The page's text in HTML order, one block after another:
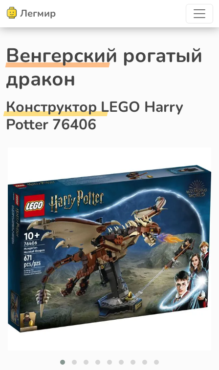
Легмир
Венгерский рогатый
дракон
Конструктор LEGO Harry
Potter 76406